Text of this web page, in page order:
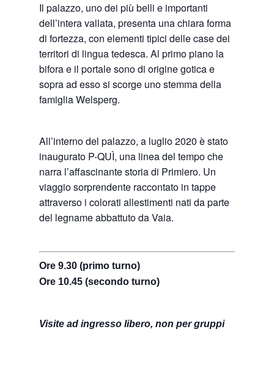
Il palazzo, uno dei più belli e importanti
dell’intera vallata, presenta una chiara forma
di fortezza, con elementi tipici delle case dei
territori di lingua tedesca. Al primo piano la
bifora e il portale sono di origine gotica e
sopra ad esso si scorge uno stemma della
famiglia Welsperg.
All’interno del palazzo, a luglio 2020 è stato
inaugurato P-QUÌ, una linea del tempo che
narra l’affascinante storia di Primiero. Un
viaggio sorprendente raccontato in tappe
attraverso i colorati allestimenti nati da parte
del legname abbattuto da Vaia.
Ore 9.30 (primo turno)
Ore 10.45 (secondo turno)
Visite ad ingresso libero, non per gruppi